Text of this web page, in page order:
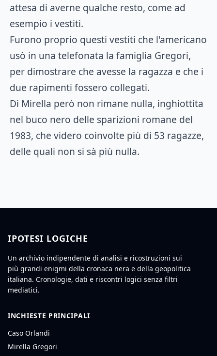
attesa di averne qualche resto, come ad
esempio i vestiti.
Furono proprio questi vestiti che l'americano
usò in una telefonata la famiglia Gregori,
per dimostrare che avesse la ragazza e che i
due rapimenti fossero collegati.
Di Mirella però non rimane nulla, inghiottita
nel buco nero delle sparizioni romane del
1983, che videro coinvolte più di 53 ragazze,
delle quali non si sà più nulla.
IPOTESI LOGICHE
Un archivio indipendente di analisi e ricostruzioni sui
più grandi enigmi della cronaca nera e della geopolitica
italiana. Cronologie, dati e riscontri logici senza filtri
mediatici.
INCHIESTE PRINCIPALI
Caso Orlandi
Mirella Gregori